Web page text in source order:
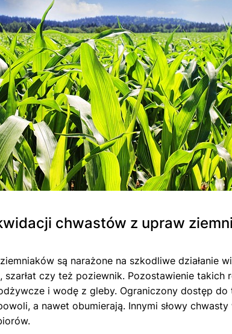
chwastów z upraw
są narażone na szkodliwe działanie
szarłat czy też poziewnik. Pozostawienie takich
i wodę z gleby. Ograniczony dostęp do
a nawet obumierają. Innymi słowy